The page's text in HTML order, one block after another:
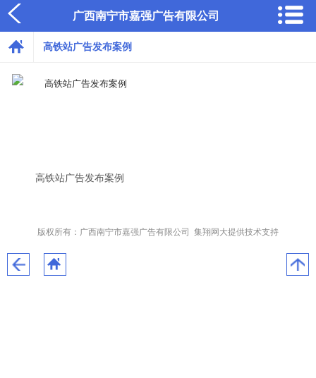
广西南宁市嘉强广告有限公司
高铁站广告发布案例
高铁站广告发布案例
版权所有：广西南宁市嘉强广告有限公司 集翔网大提供技术支持